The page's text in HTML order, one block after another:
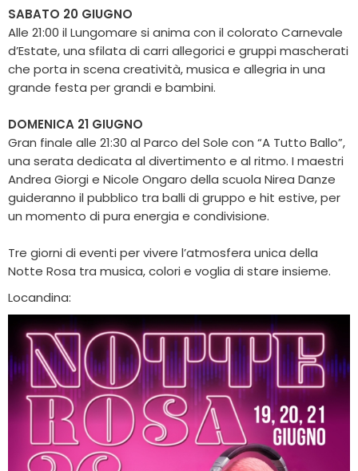
SABATO 20 GIUGNO
Alle 21:00 il Lungomare si anima con il colorato Carnevale
d’Estate, una sfilata di carri allegorici e gruppi mascherati
che porta in scena creatività, musica e allegria in una
grande festa per grandi e bambini.
DOMENICA 21 GIUGNO
Gran finale alle 21:30 al Parco del Sole con “A Tutto Ballo”,
una serata dedicata al divertimento e al ritmo. I maestri
Andrea Giorgi e Nicole Ongaro della scuola Nirea Danze
guideranno il pubblico tra balli di gruppo e hit estive, per
un momento di pura energia e condivisione.
Tre giorni di eventi per vivere l’atmosfera unica della
Notte Rosa tra musica, colori e voglia di stare insieme.
Locandina: